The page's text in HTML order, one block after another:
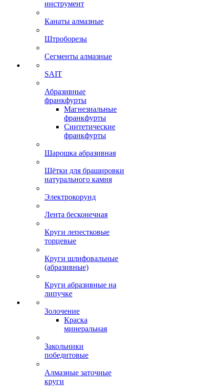
инструмент
Канаты алмазные
Штроборезы
Сегменты алмазные
SAIT
Абразивные
франкфурты
Магнезиальные
франкфурты
Синтетические
франкфурты
Шарошка абразивная
Щётки для брашировки
натурального камня
Электрокорунд
Лента бесконечная
Круги лепестковые
торцевые
Круги шлифовальные
(абразивные)
Круги абразивные на
липучке
Золочение
Краска
минеральная
Закольники
победитовые
Алмазные заточные
круги